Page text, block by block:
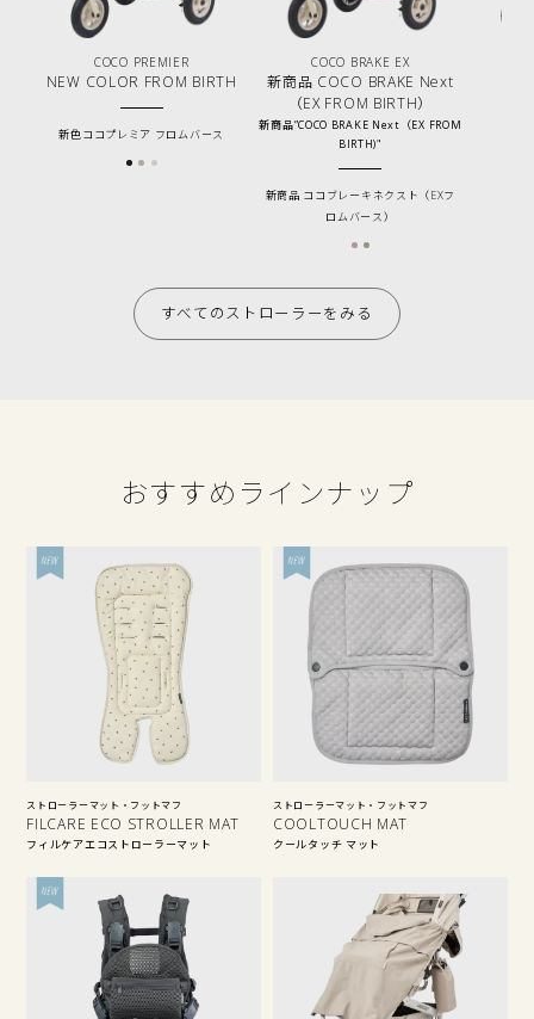
COCO PREMIER
NEW COLOR FROM BIRTH
新色ココプレミア フロムバース
COCO BRAKE EX
新商品 COCO BRAKE Next
（EX FROM BIRTH）
新商品”COCO BRAKE Next（EX FROM
BIRTH)"
新商品 ココブレーキネクスト（EXフ
ロムバース）
すべてのストローラーをみる
おすすめラインナップ
ストローラーマット・フットマフ
FILCARE ECO STROLLER MAT
フィルケアエコストローラーマット
ストローラーマット・フットマフ
COOLTOUCH MAT
クールタッチ マット